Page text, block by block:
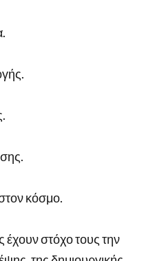
κόσμο.
έχουν στόχο τους την